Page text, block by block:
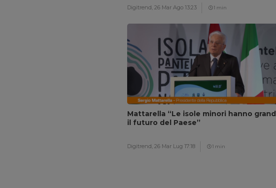
Digitrend, 26 Mar Ago 13:23 1 min
Mattarella “Le isole minori hanno
il futuro del Paese”
Digitrend, 26 Mar Lug 17:18 1 min